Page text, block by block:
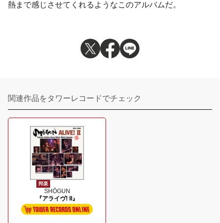
熱まで感じさせてくれるようなこのアルバムだ。
関連作品をタワーレコードでチェック
邦楽
SHŌGUN
『アライヴ! II』